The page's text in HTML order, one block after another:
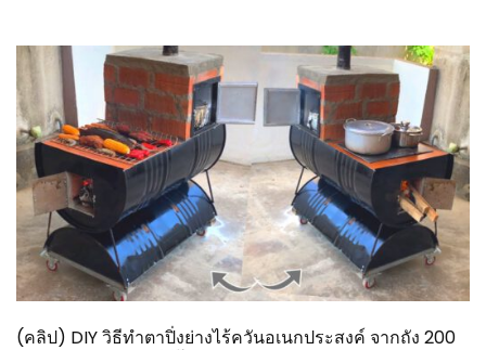
(คลิป) DIY วิธีทำตาปิ่งย่างไร้ควันอเนกประสงค์ จากถัง 200